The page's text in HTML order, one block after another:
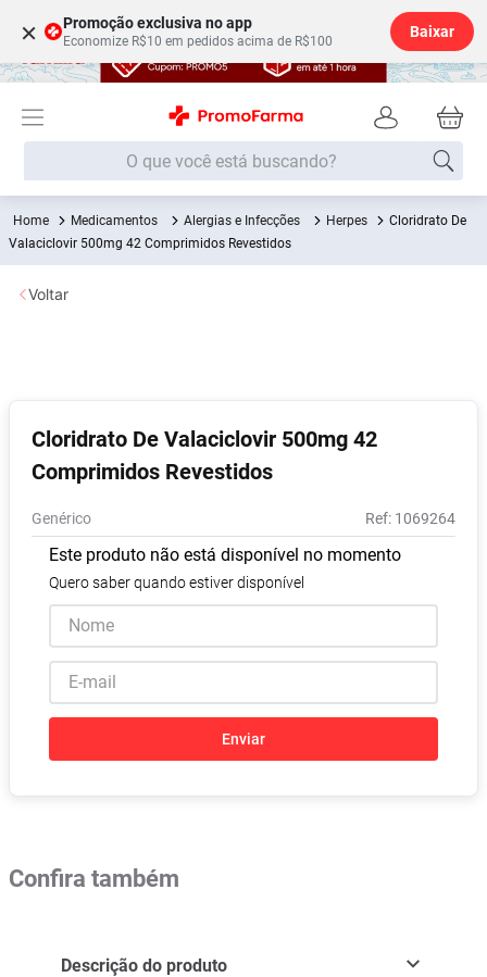
× Promoção exclusiva no app
Economize R$10 em pedidos acima de R$100
Baixar
O que você está buscando?
Medicamentos Alergias e Infecções Herpes
Cloridrato De
Valaciclovir 500mg 42 Comprimidos Revestidos
Cloridrato De Valaciclovir 500mg 42
Comprimidos Revestidos
Genérico : 1069264
Este produto não está disponível no momento
Quero saber quando estiver disponível
Enviar
Voltar
Confira também
Descrição do produto
Termos mais buscados
1º Fralda
2
6º Desodorante
7º Shampoo
8º
9º Pampers Confort Sec
10º Lavitan